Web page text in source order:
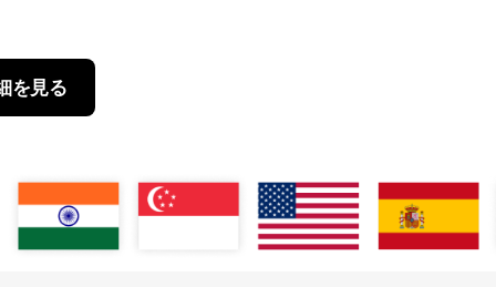
を見る